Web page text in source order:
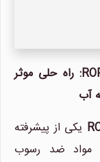
آنتی اسکالانت روپور مدل ROPUR RPI-7000: راه حلی موثر
آب
یکی از پیشرفته
مواد ضد رسوب